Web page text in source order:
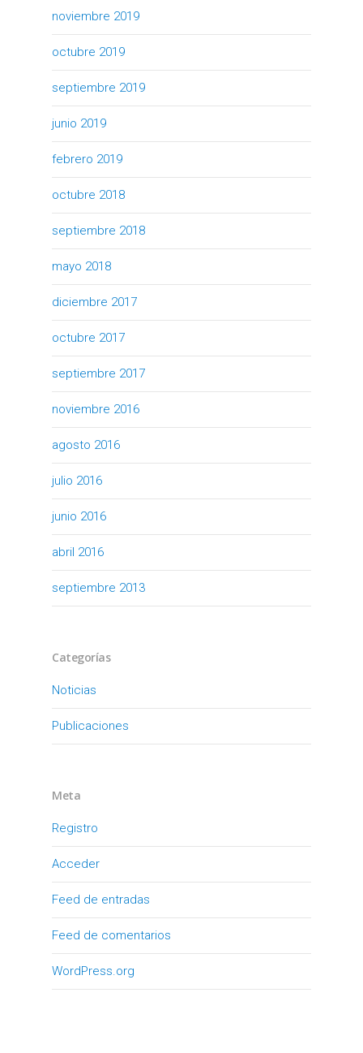
noviembre 2019
octubre 2019
septiembre 2019
junio 2019
febrero 2019
octubre 2018
septiembre 2018
mayo 2018
diciembre 2017
octubre 2017
septiembre 2017
noviembre 2016
agosto 2016
julio 2016
junio 2016
abril 2016
septiembre 2013
Categorías
Noticias
Publicaciones
Meta
Registro
Acceder
Feed de entradas
Feed de comentarios
WordPress.org